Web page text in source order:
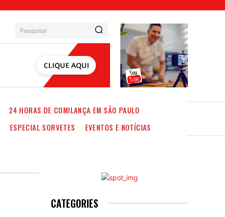
Pesquisar
24 HORAS DE COMILANÇA EM SÃO PAULO
ESPECIAL SORVETES EVENTOS E NOTÍCIAS
CATEGORIES